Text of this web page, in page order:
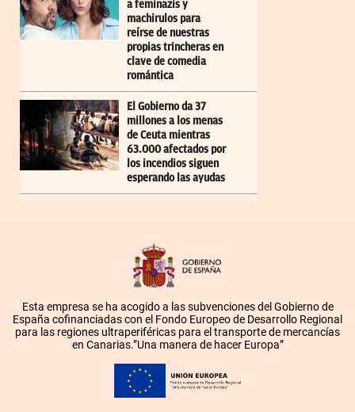
a feminazis y
machirulos para
reírse de nuestras
propias trincheras en
clave de comedia
romántica
El Gobierno da 37
millones a los menas
de Ceuta mientras
63.000 afectados por
los incendios siguen
esperando las ayudas
Esta empresa se ha acogido a las subvenciones del Gobierno de
España cofinanciadas con el Fondo Europeo de Desarrollo Regional
para las regiones ultraperiféricas para el transporte de mercancías
en Canarias.”Una manera de hacer Europa”